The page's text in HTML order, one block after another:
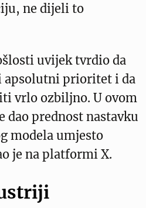
ne dijeli to
uvijek tvrdio da
apsolutni prioritet i da
vrlo ozbiljno. U ovom
dao prednost nastavku
modela umjesto
je na platformi X.